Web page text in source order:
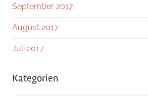
September 2017
August 2017
Juli 2017
Kategorien